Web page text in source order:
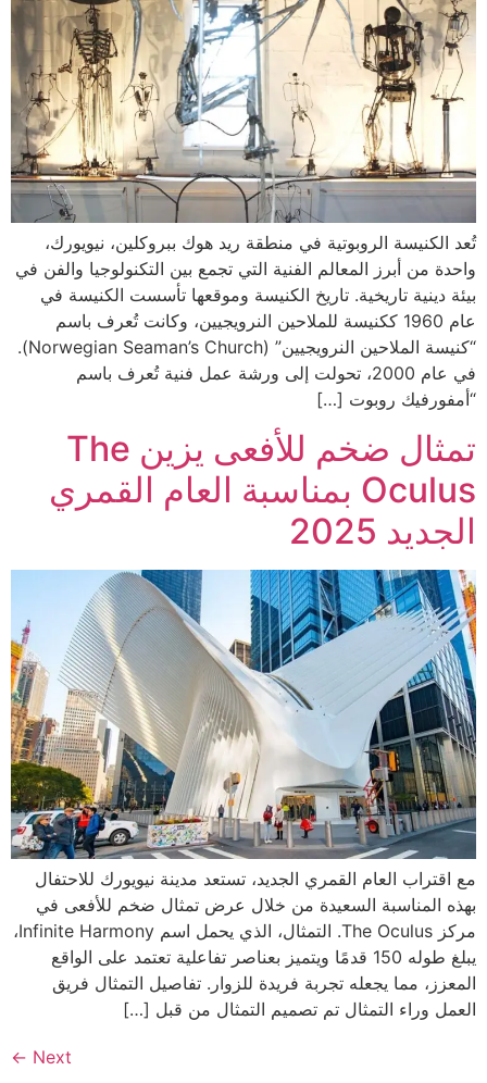
تُعد الكنيسة الروبوتية في منطقة ريد هوك ببروكلين، نيويورك،
واحدة من أبرز المعالم الفنية التي تجمع بين التكنولوجيا والفن في
بيئة دينية تاريخية. تاريخ الكنيسة وموقعها تأسست الكنيسة في
عام 1960 ككنيسة للملاحين النرويجيين، وكانت تُعرف باسم
“كنيسة الملاحين النرويجيين” (Norwegian Seaman’s Church).
في عام 2000، تحولت إلى ورشة عمل فنية تُعرف باسم
“أمفورفيك روبوت […]
تمثال ضخم للأفعى يزين The
Oculus بمناسبة العام القمري
الجديد 2025
مع اقتراب العام القمري الجديد، تستعد مدينة نيويورك للاحتفال
بهذه المناسبة السعيدة من خلال عرض تمثال ضخم للأفعى في
مركز The Oculus. التمثال، الذي يحمل اسم Infinite Harmony،
يبلغ طوله 150 قدمًا ويتميز بعناصر تفاعلية تعتمد على الواقع
المعزز، مما يجعله تجربة فريدة للزوار. تفاصيل التمثال فريق
العمل وراء التمثال تم تصميم التمثال من قبل […]
Next
←